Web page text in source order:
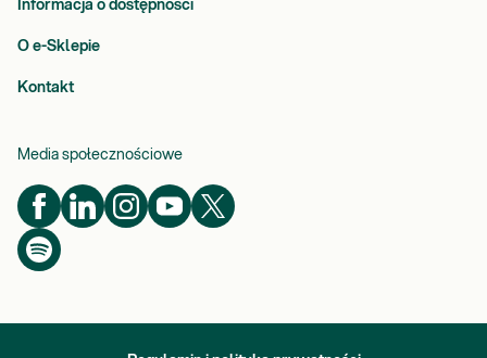
Informacja o dostępności
O e-Sklepie
Kontakt
Media społecznościowe